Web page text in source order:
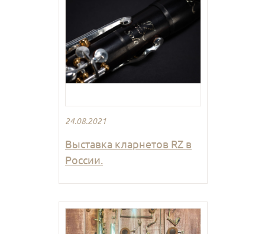
24.08.2021
Выставка кларнетов RZ в
России.